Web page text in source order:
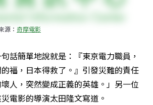
源： 奇摩電影
句話簡單地說就是：『東京電力職員，
福，日本得救了。』引發災難的責任
人，突然變成正義的英雄。」另一位
電影的導演太田隆文寫道。